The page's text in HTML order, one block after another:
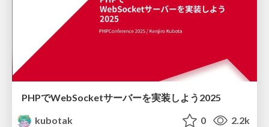
PHPでWebSocketサーバーを実装しよう2025
kubotak
0 2.2k